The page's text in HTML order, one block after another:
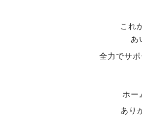
これ
あ
全力でサ
ホー
あり